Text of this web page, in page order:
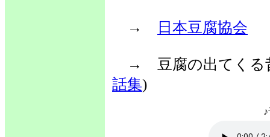
→ 日本豆腐協会
→ 豆腐の出てく
話集)